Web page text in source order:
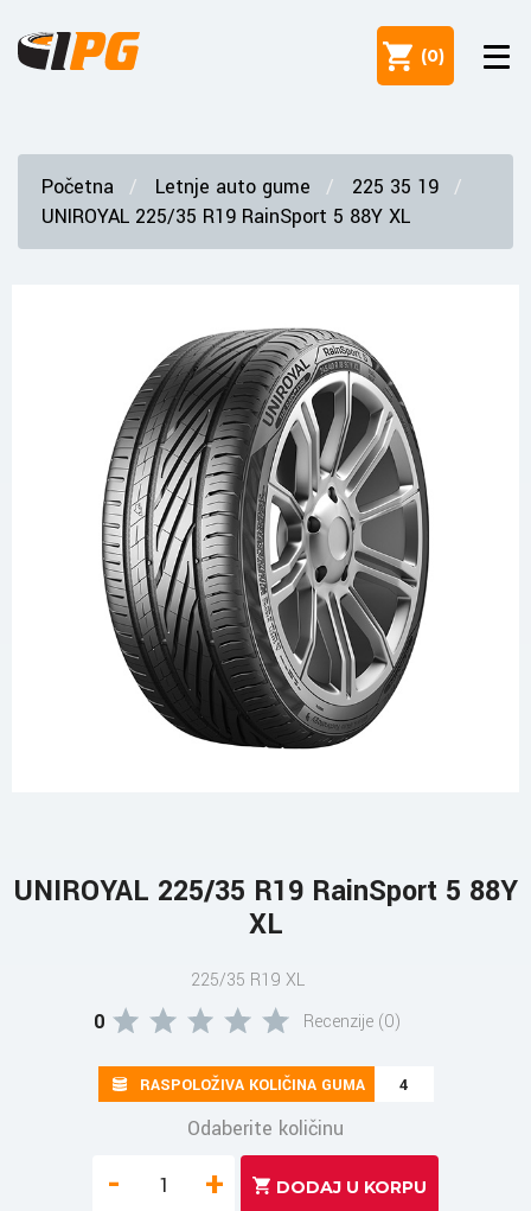
(0)
Početna Letnje auto gume
225 35 19
UNIROYAL 225/35 R19 RainSport 5 88Y XL
UNIROYAL 225/35 R19 RainSport 5 88Y
XL
225/35 R19 XL
0 Recenzije (0)
RASPOLOŽIVA KOLIČINA GUMA 4
Odaberite količinu
- +